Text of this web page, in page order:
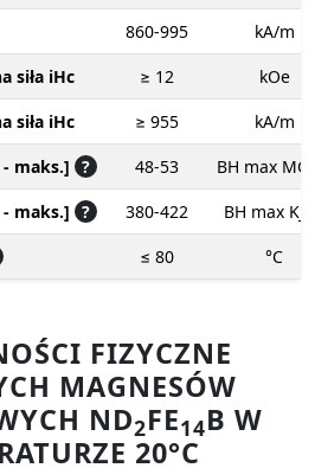
860-995
kA/m
siła iHc
≥ 12
kOe
siła iHc
≥ 955
kA/m
maks.] ? 48-53
BH max
maks.] ? 380-422
BH max
≤ 80 °C
FIZYCZNE
MAGNESÓW
ND2FE14B W
20°C